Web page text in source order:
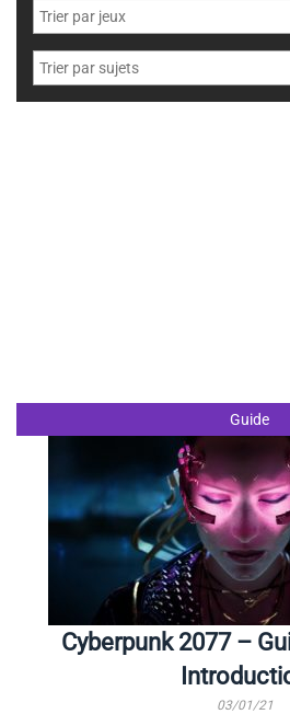
Guide
Cyberpunk 2077 –
03/01/21